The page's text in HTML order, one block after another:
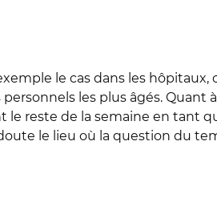
le cas dans les
les plus âgés. Quant
reste de la semaine en tant
le lieu où la question du